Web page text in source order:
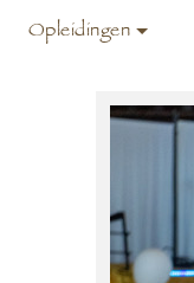
Opleidingen